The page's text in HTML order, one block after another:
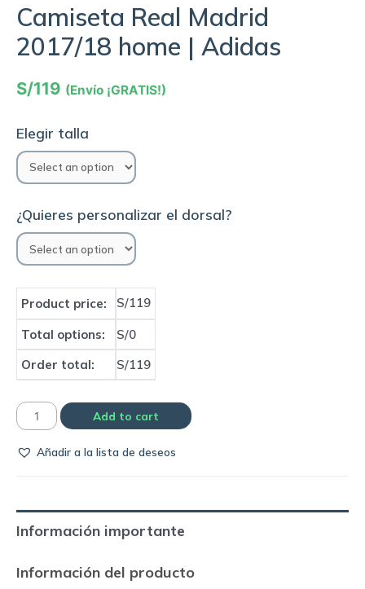
Camiseta Real Madrid
2017/18 home | Adidas
S/119 (Envío ¡GRATIS!)
Elegir talla
¿Quieres personalizar el dorsal?
Product price: S/119
Total options:
S/0
Order total:
S/119
Camiseta
Madrid
|
Adidas
Add to cart
Añadir a la lista de deseos
Información importante
Información del producto